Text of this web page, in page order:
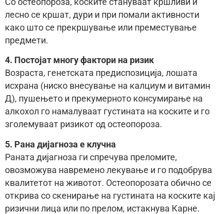
Со остеопороза, коските стануваат кршливи и
лесно се кршат, дури и при помали активности
како што се прекршување или преместување
предмети.
4. Постојат многу фактори на ризик
Возраста, генетската предиспозиција, лошата
исхрана (ниско внесување на калциум и витамин
Д), пушењето и прекумерното консумирање на
алкохол го намалуваат густината на коските и го
зголемуваат ризикот од остеопороза.
5. Рана дијагноза е клучна
Раната дијагноза ги спречува преломите,
овозможува навремено лекување и го подобрува
квалитетот на животот. Остеопорозата обично се
открива со скенирање на густината на коските кај
ризични лица или по прелом, истакнува Карне.